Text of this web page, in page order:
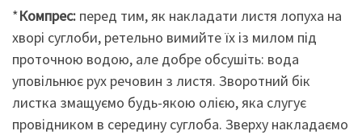
*Компрес: перед тим, як накладати листя лопуха на
хворі суглоби, ретельно вимийте їх із милом під
проточною водою, але добре обсушіть: вода
уповільнює рух речовин з листя. Зворотний бік
листка змащуємо будь-якою олією, яка слугує
провідником в середину суглоба. Зверху накладаємо